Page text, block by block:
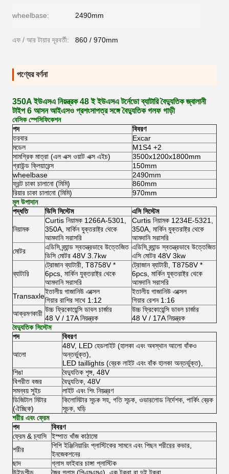
wheelbase: 2490mm
এফ / আর টায়ার দূরবর্তী: 860 / 970mm
পণ্যের বর্ণনা
350A ইউএসএ নিয়ন্ত্রক 48 ই ইউএসএ টর্নেডো ব্যাটারি বৈদ্যুতিক জ্বালানী
টাইপ 6 আসন আইএসও প্রশংসাপত্র সঙ্গে বৈদ্যুতিক গলফ গাড়ী
বেসিক স্পেসিফিকেশন
পদ
বিবরণ
তরবার
Excar
মডেল
M1S4 +2
সামগ্রিক মাত্রা (এল এক্স ওয়াট এক্স এইচ)
3500x1200x1800mm
গ্রাউন্ড ক্লিয়ারেন্স
150mm
wheelbase
2490mm
ফ্রন্ট চাকা চালানো (মিমি)
860mm
রিয়ার চাকা চালানো (মিমি)
970mm
মূল উপাদান
পদ্ধতি
ডিসি সিস্টেম এসি সিস্টেম
নিয়ামক
Curtis নিয়ামক 1266A-5301,
350A, মার্কিন যুক্তরাষ্ট্র থেকে
আমদানি সরাসরি
Curtis নিয়ামক 1234E-5321,
350A, মার্কিন যুক্তরাষ্ট্র থেকে
আমদানি সরাসরি
মোটর
এডিসি ব্র্যান্ড স্বতন্ত্রভাবে উত্তেজিত
ডিসি মোটর 48V 3.7kw
এডিসি ব্র্যান্ড স্বতন্ত্রভাবে উত্তেজিত
এসি মোটর 48V 3kw
ব্যাটারি
ট্রোজান ব্যাটারী, T8758V *
6pcs, মার্কিন যুক্তরাষ্ট্র থেকে
আমদানি সরাসরি
ট্রোজান ব্যাটারী, T8758V *
6pcs, মার্কিন যুক্তরাষ্ট্র থেকে
আমদানি সরাসরি
Transaxle
ইতালীয় গাজানিউ এক্সেল
গিয়ার রাশির সাথে 1:12
ইতালীয় গাজানিউ এক্সেল
গিয়ার রেশন 1:16
আক্রমণকারী উচ্চ ফ্রিকোয়েন্সি ডাবল চার্জার
48 V / 17A নিয়ন্ত্রক
উচ্চ ফ্রিকোয়েন্সি ডাবল চার্জার
48 V / 17A নিয়ন্ত্রক
বৈদ্যুতিক সিস্টেম
পদ
বিবরণ
আলো
48V, LED হেডলাইট (হালকা এবং অবস্থান আলো বাঁকও
অন্তর্ভুক্ত),
LED taillights (ব্রেক লাইট এবং বাঁক হালকা অন্তর্ভুক্ত),
শিঙা
বৈদ্যুতিক শৃঙ্গ, 48V
বিপরীত বজর
বৈদ্যুতিক, 48V
সমন্বয় সুইচ
লাইট এবং শিং নিয়ন্ত্রণ
ডিজিটাল মিটার
(ঐচ্ছিক)
কিলোমিটার সূচক সহ, গতি সূচক, ওভারলোড নির্দেশক, পার্কিং ব্রেক
সূচক, ঘড়ি
শরীর এবং ফ্রেম
পদ
বিবরণ
ফ্রেম & চ্যাসি
ইস্পাত খাঁজ কাঠামো
শরীর
পিপি ইঞ্জিনিয়ারিং প্লাস্টিকের সামনে এবং পিছন শরীরের কভার,
ইনজেকশনের
ছাদ
গ্লাস ফাইবার চাঙ্গা প্লাস্টিক